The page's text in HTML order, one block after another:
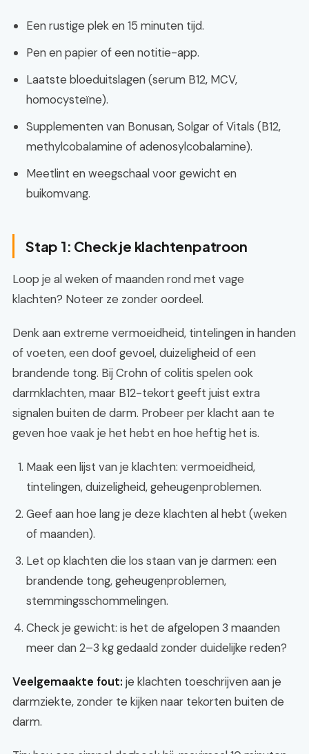
Een rustige plek en 15 minuten tijd.
Pen en papier of een notitie-app.
Laatste bloeduitslagen (serum B12, MCV,
homocysteïne).
Supplementen van Bonusan, Solgar of Vitals (B12,
methylcobalamine of adenosylcobalamine).
Meetlint en weegschaal voor gewicht en
buikomvang.
Stap 1: Check je klachtenpatroon
Loop je al weken of maanden rond met vage
klachten? Noteer ze zonder oordeel.
Denk aan extreme vermoeidheid, tintelingen in handen
of voeten, een doof gevoel, duizeligheid of een
brandende tong. Bij Crohn of colitis spelen ook
darmklachten, maar B12-tekort geeft juist extra
signalen buiten de darm. Probeer per klacht aan te
geven hoe vaak je het hebt en hoe heftig het is.
Maak een lijst van je klachten: vermoeidheid,
tintelingen, duizeligheid, geheugenproblemen.
Geef aan hoe lang je deze klachten al hebt (weken
of maanden).
Let op klachten die los staan van je darmen: een
brandende tong, geheugenproblemen,
stemmingsschommelingen.
Check je gewicht: is het de afgelopen 3 maanden
meer dan 2–3 kg gedaald zonder duidelijke reden?
Veelgemaakte fout: je klachten toeschrijven aan je
darmziekte, zonder te kijken naar tekorten buiten de
darm.